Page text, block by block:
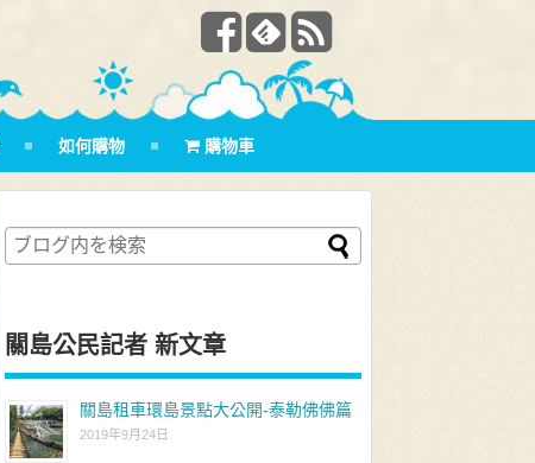
如何購物 購物車
關島公民記者 新文章
關島租車環島景點大公開-泰勒佛佛篇
2019年9月24日